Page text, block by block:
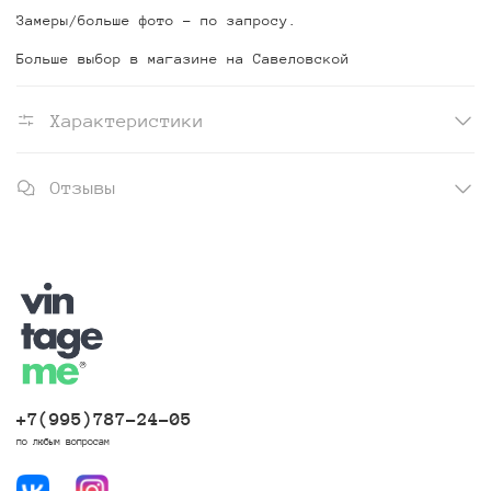
Замеры/больше фото - по запросу.
Больше выбор в магазине на Савеловской
Характеристики
Отзывы
+7(995)787-24-05
по любым вопросам